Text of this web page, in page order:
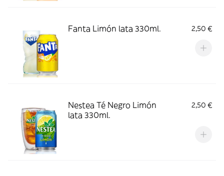
Fanta Limón lata 330ml. 2,50 €
Nestea Té Negro Limón
lata 330ml.
2,50 €